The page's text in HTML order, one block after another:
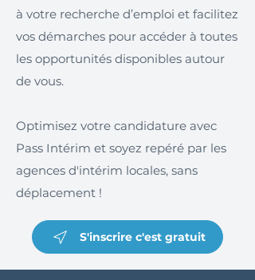
à votre recherche d’emploi et facilitez
vos démarches pour accéder à toutes
les opportunités disponibles autour
de vous.
Optimisez votre candidature avec
Pass Intérim et soyez repéré par les
agences d'intérim locales, sans
déplacement !
S'inscrire c'est gratuit